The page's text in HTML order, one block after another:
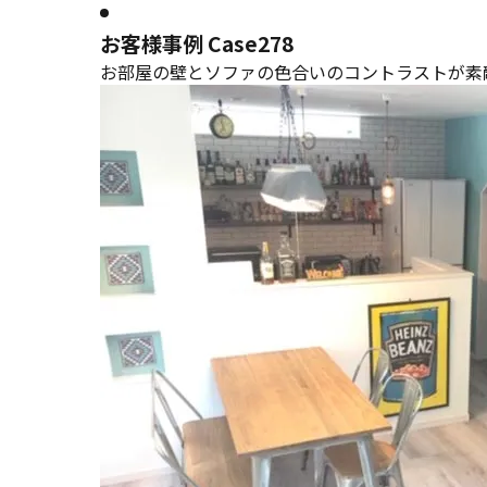
お客様事例 Case278
お部屋の壁とソファの色合いのコントラストが